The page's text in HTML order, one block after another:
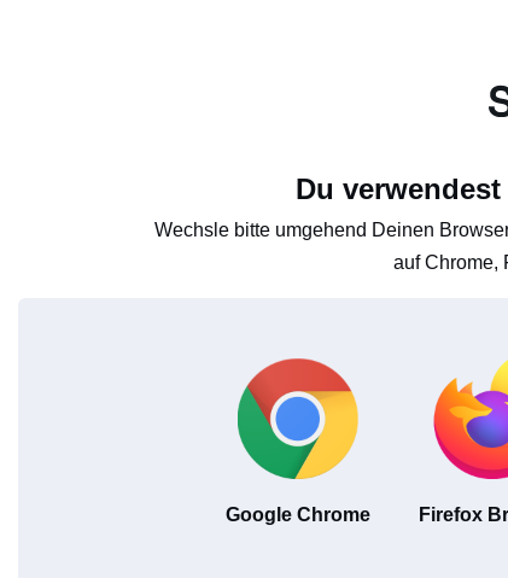
Du
Wechsle bitte umgehend Deinen
auf Chrome,
Google Chrome Firefox